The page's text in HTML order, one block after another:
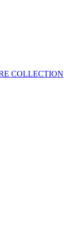
COLLECTION